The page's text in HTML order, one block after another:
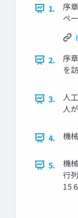
1.
序
ペ
2.
序
を
3.
人
人
4. 機
5.
機
行
15